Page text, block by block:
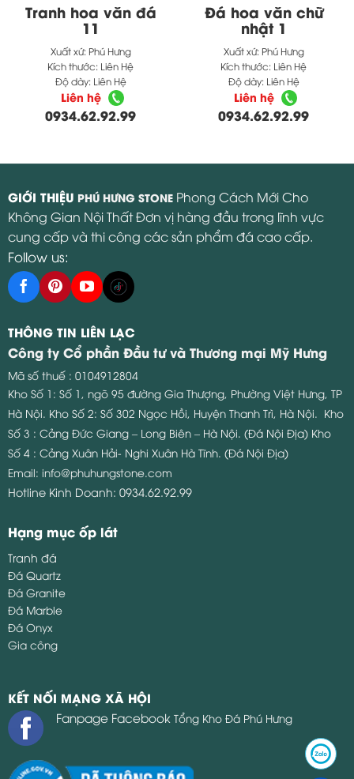
Tranh hoa văn đá
11
Xuất xứ: Phú Hưng
Kích thước: Liên Hệ
Độ dày: Liên Hệ
Liên hệ
0934.62.92.99
Đá hoa văn chữ
nhật 1
Xuất xứ: Phú Hưng
Kích thước: Liên Hệ
Độ dày: Liên Hệ
Liên hệ
0934.62.92.99
GIỚI THIỆU PHÚ HƯNG STONE Phong Cách Mới Cho
Không Gian Nội Thất Đơn vị hàng đầu trong lĩnh vực
cung cấp và thi công các sản phẩm đá cao cấp.
Follow us:
THÔNG TIN LIÊN LẠC
Công ty Cổ phần Đầu tư và Thương mại Mỹ Hưng
Mã số thuế : 0104912804
Kho Số 1: Số 1, ngõ 95 đường Gia Thượng, Phường Việt Hưng, TP
Hà Nội. Kho Số 2: Số 302 Ngọc Hồi, Huyện Thanh Trì, Hà Nội. Kho
Số 3 : Cảng Đức Giang – Long Biên – Hà Nội. (Đá Nội Địa) Kho
Số 4 : Cảng Xuân Hải- Nghi Xuân Hà Tĩnh. (Đá Nội Địa)
Email: info@phuhungstone.com
Hotline Kinh Doanh: 0934.62.92.99
Hạng mục ốp lát
Tranh đá
Đá Quartz
Đá Granite
Đá Marble
Đá Onyx
Gia công
KẾT NỐI MẠNG XÃ HỘI
Fanpage Facebook Tổng Kho Đá Phú Hưng